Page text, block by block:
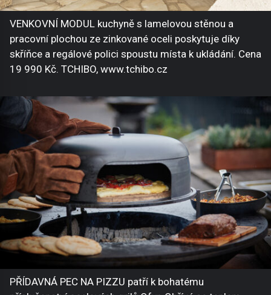
VENKOVNÍ MODUL kuchyně s lamelovou stěnou a
pracovní plochou ze zinkované oceli poskytuje díky
skříňce a regálové polici spoustu místa k ukládání. Cena
19 990 Kč. TCHIBO, www.tchibo.cz
PŘÍDAVNÁ PEC NA PIZZU patří k bohatému